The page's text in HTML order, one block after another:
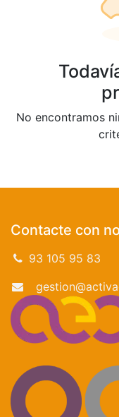
No encontramos
Contacte con
93 105 95 83